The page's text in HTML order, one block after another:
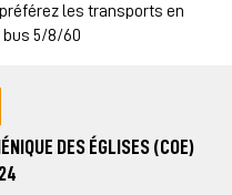
les transports en
5/8/60
DES ÉGLISES (COE)